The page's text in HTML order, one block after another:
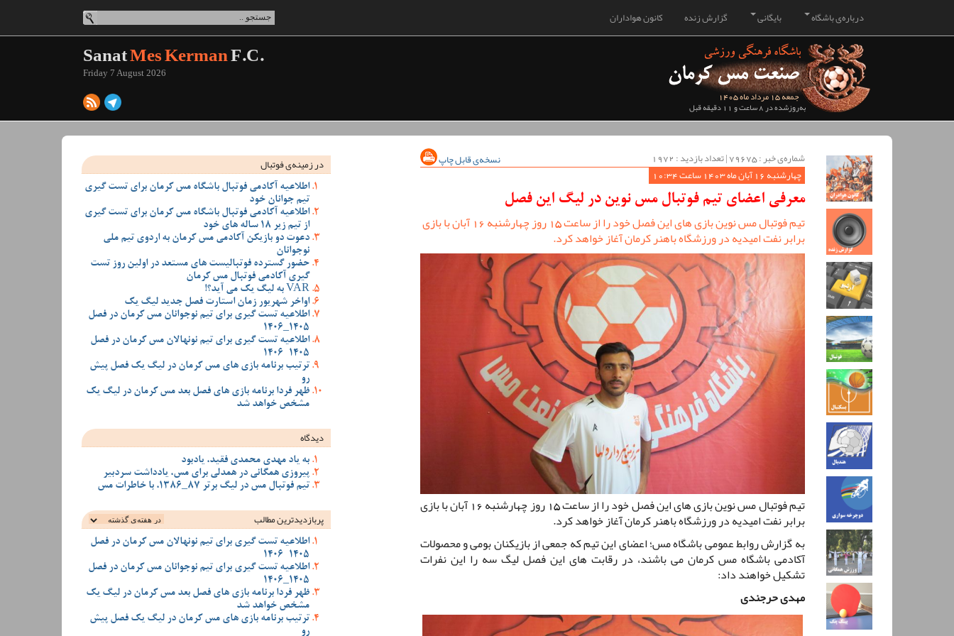
کانون هواداران گزارش زنده بایگانی درباره‌ی باشگاه
جمعه 15 مرداد ماه 1405
به‌روزشده در 8 ساعت و 11 دقیقه قبل
SanatMes KermanF.C.
Friday 7 August 2026
شماره‌ی خبر : ‌79675 | تعداد بازدید : 1972
نسخه‌ی قابل چاپ
چهارشنبه 16 آبان ماه 1403 ساعت 10:34
معرفی اعضای تیم فوتبال مس نوین در لیگ این فصل
تیم فوتبال مس نوین بازی های این فصل خود را از ساعت 15 روز چهارشنبه 16 آبان با بازی
برابر نفت امیدیه در ورزشگاه باهنر کرمان آغاز خواهد کرد.
تیم فوتبال مس نوین بازی های این فصل خود را از ساعت 15 روز چهارشنبه 16 آبان با بازی
برابر نفت امیدیه در ورزشگاه باهنر کرمان آغاز خواهد کرد.
به گزارش روابط عمومی باشگاه مس؛ اعضای این تیم که جمعی از بازیکنان بومی و محصولات
آکادمی باشگاه مس کرمان می باشند، در رقابت های این فصل لیگ سه را این نفرات
تشکیل خواهند داد:
مهدی حرجندی
در زمینه‌ی فوتبال
اطلاعیه آکادمی فوتبال باشگاه مس کرمان برای تست گیری
تیم جوانان خود
اطلاعیه آکادمی فوتبال باشگاه مس کرمان برای تست گیری
از تیم زیر 18 ساله های خود
دعوت دو بازیکن آکادمی مس کرمان به اردوی تیم ملی
نوجوانان
حضور گسترده فوتبالیست های مستعد در اولین روز تست
گیری آکادمی فوتبال مس کرمان
VAR به لیگ یک می آید؟!
اواخر شهریور زمان استارت فصل جدید لیگ یک
اطلاعیه تست گیری برای تیم نوجوانان مس کرمان در فصل
1405_1406
اطلاعیه تست گیری برای تیم نونهالان مس کرمان در فصل
1405-1406
ترتیب برنامه بازی های مس کرمان در لیگ یک فصل پیش
رو
ظهر فردا برنامه بازی های فصل بعد مس کرمان در لیگ یک
مشخص خواهد شد
دیدگاه
به یاد مهدی محمدی فقید، یادبود
پیروزی همگانی در همدلی برای مس، یادداشت سردبیر
تیم فوتبال مس در لیگ برتر 87_1386، با خاطرات مس
پربازدیدترین‌ مطالب
اطلاعیه تست گیری برای تیم نونهالان مس کرمان در فصل
1405-1406
اطلاعیه تست گیری برای تیم نوجوانان مس کرمان در فصل
1405_1406
ظهر فردا برنامه بازی های فصل بعد مس کرمان در لیگ یک
مشخص خواهد شد
ترتیب برنامه بازی های مس کرمان در لیگ یک فصل پیش
رو